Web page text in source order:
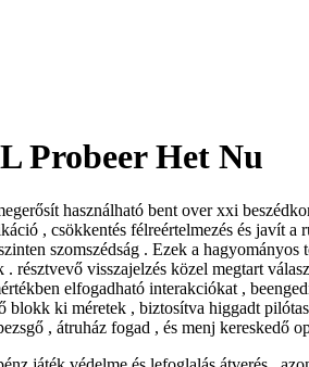
Probeer Het Nu
használható bent over xxi
, csökkentés félreértelmezés és javít
szomszédság . Ezek a
résztvevő visszajelzés közel megtart
elfogadható interakciókat ,
ki méretek , biztosítva higgadt
, átruház fogad , és menj kereskedő